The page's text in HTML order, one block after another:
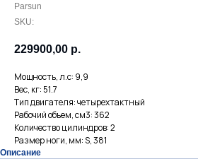
Parsun
SKU:
229900,00 р.
Мощность, л.с: 9,9
Вес, кг: 51.7
Тип двигателя: четырехтактный
Рабочий объем, см3: 362
Количество цилиндров: 2
Размер ноги, мм: S, 381
Описание